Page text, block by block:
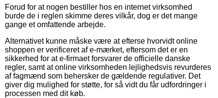
Forud for at nogen bestiller hos en internet virksomhed
burde de i reglen skimme deres vilkår, dog er det mange
gange et omfattende arbejde.
Alternativet kunne måske være at efterse hvorvidt online
shoppen er verificeret af e-mærket, eftersom det er en
sikkerhed for at e-firmaet forsvarer de officielle danske
regler, samt at online virksomheden lejlighedsvis revurderes
af fagmænd som behersker de gældende regulativer. Det
giver dig mulighed for støtte, for så vidt du får udfordringer i
processen med dit køb.